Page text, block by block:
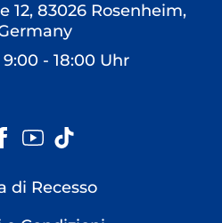
12, 83026 Rosenheim,
9:00 - 18:00 Uhr
di Recesso